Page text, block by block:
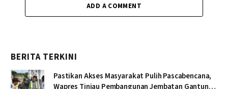
ADD A COMMENT
BERITA TERKINI
Pastikan Akses Masyarakat Pulih Pascabencana,
Wapres Tinjau Pembangunan Jembatan Gantung